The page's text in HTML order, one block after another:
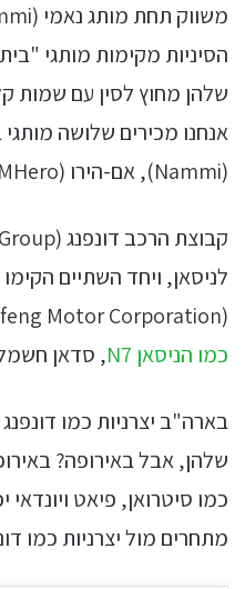
הסיניות מקימות מותגי
שלהן מחוץ לסין עם שמות
אנחנו מכירים שלושה
(Nammi), אם-הירו (MHero) ו-ווייה (Voyah).
לניסאן, ויחד השתיים
(Dongfeng Motor Corporation), שאחראי
כמו הניסאן N7
, סדאן
בארה"ב יצרניות כמו
שלהן, אבל באירופה?
כמו סיטרואן, פיאט
מתחרים מול יצרניות כמו